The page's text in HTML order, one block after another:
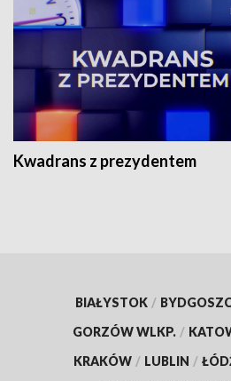
Kwadrans z prezydentem
BIAŁYSTOK /
GORZÓW WLKP. /
KRAKÓW / LUBLIN /